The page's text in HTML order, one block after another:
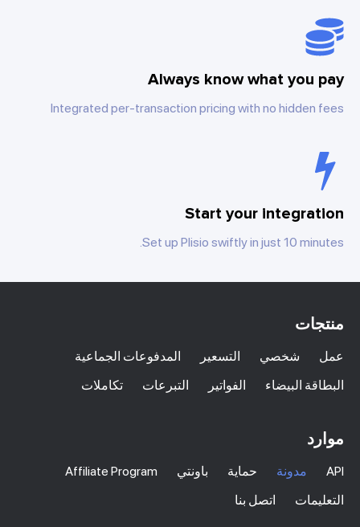
Always know what you
Integrated per-transaction pricing with no hidden
Start your
Set up Plisio swiftly in just 10
شخصي التسعير
المدفوعات الجماعية
البيضاء
الفواتير التبرعات تكاملات
مدونة حماية باونتي
Affiliate Program
اتصل بنا